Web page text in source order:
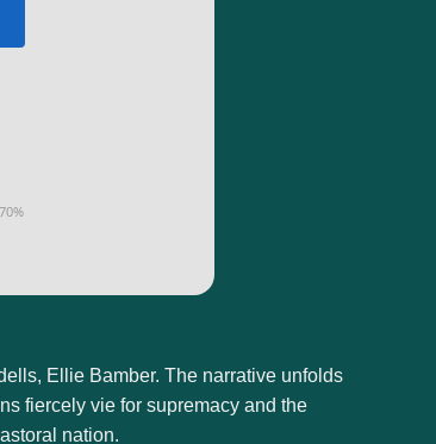
Ellie Bamber. The narrative unfolds
fiercely vie for supremacy and the
nation.